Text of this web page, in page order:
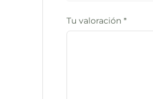
Tu valoración *